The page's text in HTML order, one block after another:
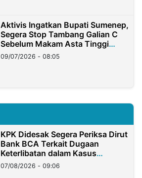
Aktivis Ingatkan Bupati Sumenep,
Segera Stop Tambang Galian C
Sebelum Makam Asta Tinggi
Longsor
09/07/2026 - 08:05
KPK Didesak Segera Periksa Dirut
Bank BCA Terkait Dugaan
Keterlibatan dalam Kasus
Hilangnya Dana Nasabah Rp2,58
Miliar
07/08/2026 - 09:06